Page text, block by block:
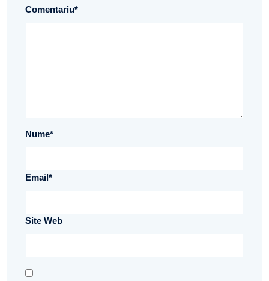
Comentariu*
Nume*
Email*
Site Web